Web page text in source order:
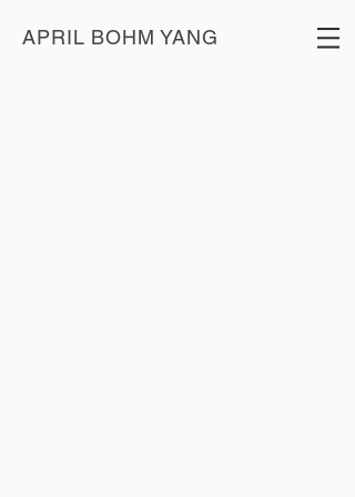
APRIL BOHM YANG